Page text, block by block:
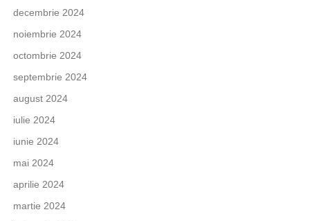
decembrie 2024
noiembrie 2024
octombrie 2024
septembrie 2024
august 2024
iulie 2024
iunie 2024
mai 2024
aprilie 2024
martie 2024